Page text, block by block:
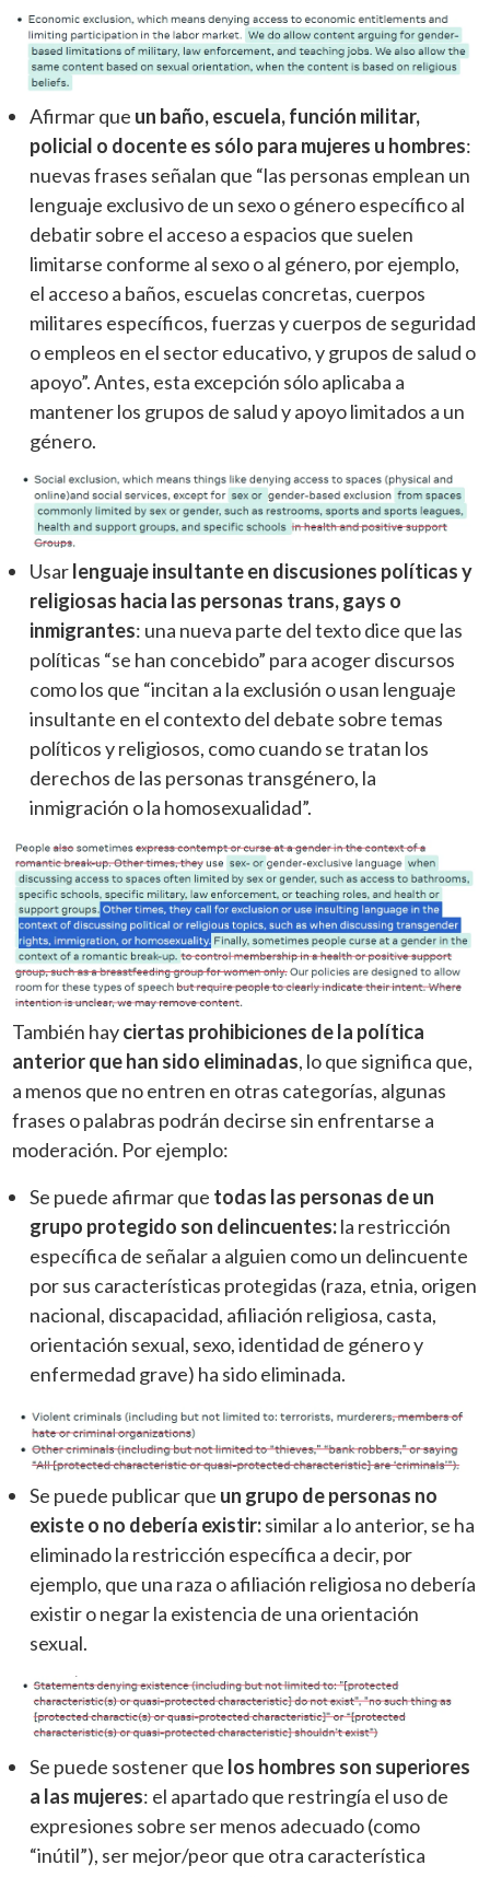
Afirmar que un baño, escuela, función militar,
policial o docente es sólo para mujeres u hombres:
nuevas frases señalan que “las personas emplean un
lenguaje exclusivo de un sexo o género específico al
debatir sobre el acceso a espacios que suelen
limitarse conforme al sexo o al género, por ejemplo,
el acceso a baños, escuelas concretas, cuerpos
militares específicos, fuerzas y cuerpos de seguridad
o empleos en el sector educativo, y grupos de salud o
apoyo”. Antes, esta excepción sólo aplicaba a
mantener los grupos de salud y apoyo limitados a un
género.
Usarlenguaje insultante en discusiones políticas y
religiosas hacia las personas trans, gays o
inmigrantes: una nueva parte del texto dice que las
políticas “se han concebido” para acoger discursos
como los que “incitan a la exclusión o usan lenguaje
insultante en el contexto del debate sobre temas
políticos y religiosos, como cuando se tratan los
derechos de las personas transgénero, la
inmigración o la homosexualidad”.
También hayciertas prohibiciones de la política
anterior que han sido eliminadas, lo que significa que,
a menos que no entren en otras categorías, algunas
frases o palabras podrán decirse sin enfrentarse a
moderación. Por ejemplo:
Se puede afirmar que todas las personas de un
grupo protegido son delincuentes:la restricción
específica de señalar a alguien como un delincuente
por sus características protegidas (raza, etnia, origen
nacional, discapacidad, afiliación religiosa, casta,
orientación sexual, sexo, identidad de género y
enfermedad grave) ha sido eliminada.
Se puede publicar que un grupo de personas no
existe o no debería existir:similar a lo anterior, se ha
eliminado la restricción específica a decir, por
ejemplo, que una raza o afiliación religiosa no debería
existir o negar la existencia de una orientación
sexual.
Se puede sostener que los hombres son superiores
a las mujeres: el apartado que restringía el uso de
expresiones sobre ser menos adecuado (como
“inútil”), ser mejor/peor que otra característica